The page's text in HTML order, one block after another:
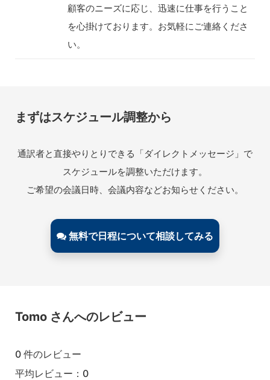
顧客のニーズに応じ、迅速に仕事を行うこと
を心掛けております。お気軽にご連絡くださ
い。
まずはスケジュール調整から
通訳者と直接やりとりできる「ダイレクトメッセージ」で
スケジュールを調整いただけます。
ご希望の会議日時、会議内容などお知らせください。
無料で日程について相談してみる
Tomo さんへのレビュー
0 件のレビュー
平均レビュー：0